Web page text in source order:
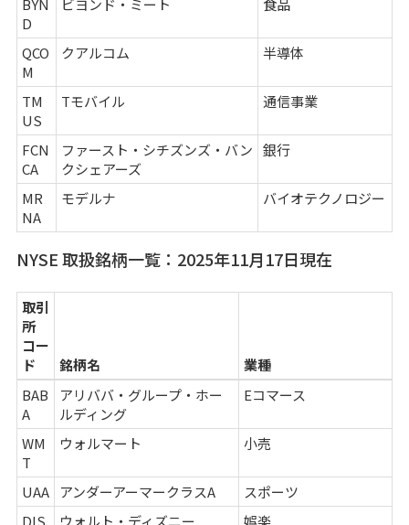
BYN
D
ビヨンド・ミート 食品
QCO
M
クアルコム 半導体
TM
US
Tモバイル 通信事業
FCN
CA
ファースト・シチズンズ・バン
クシェアーズ
銀行
MR
NA
モデルナ バイオテクノロジー
NYSE 取扱銘柄一覧：2025年11月17日現在
取引
所
コー
ド
銘柄名
業種
BAB
A
アリババ・グループ・ホー
ルディング
Eコマース
WM
T
ウォルマート 小売
UAA アンダーアーマークラスA
スポーツ
DIS
ウォルト・ディズニー 娯楽